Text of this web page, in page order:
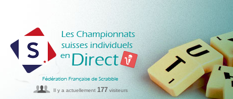
Il y a actuellement 177 visiteurs